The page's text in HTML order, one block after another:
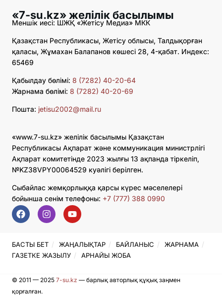
«7-su.kz» желілік басылымы
Меншік иесі: ШЖҚ «Жетісу Медиа» МКК
Қазақстан Республикасы, Жетісу облысы, Талдықорған
қаласы, Жұмахан Балапанов көшесі 28, 4-қабат. Индекс:
65469
Қабылдау бөлімі: 8 (7282) 40-20-64
Жарнама бөлімі: 8 (7282) 40-20-69
Пошта: jetisu2002@mail.ru
«www.7-su.kz» желілік басылымы Қазақстан
Республикасы Ақпарат және коммуникация министрлігі
Ақпарат комитетінде 2023 жылғы 13 ақпанда тіркеліп,
№KZ38VPY00064529 куәлігі берілген.
Сыбайлас жемқорлыққа қарсы күрес мәселелері
бойынша сенім телефоны: +7 (777) 388 0990
БАСТЫ БЕТ ЖАҢАЛЫҚТАР БАЙЛАНЫС
ЖАРНАМА
ГАЗЕТКЕ ЖАЗЫЛУ
АРНАЙЫ ЖОБА
© 2011 — 2025 7-su.kz — барлық авторлық құқық заңмен
қорғалған.